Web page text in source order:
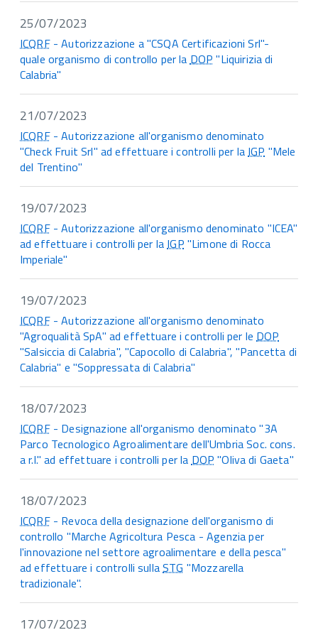
25/07/2023
ICQRF- Autorizzazione a "CSQA Certificazioni Srl"-
quale organismo di controllo per laDOP "Liquirizia di
Calabria"
21/07/2023
ICQRF- Autorizzazione all'organismo denominato
"Check Fruit Srl" ad effettuare i controlli per laIGP "Mele
del Trentino"
19/07/2023
ICQRF- Autorizzazione all'organismo denominato "ICEA"
ad effettuare i controlli per laIGP "Limone di Rocca
Imperiale"
19/07/2023
ICQRF- Autorizzazione all'organismo denominato
"Agroqualità SpA" ad effettuare i controlli per leDOP
"Salsiccia di Calabria", "Capocollo di Calabria", "Pancetta di
Calabria" e "Soppressata di Calabria"
18/07/2023
ICQRF- Designazione all'organismo denominato "3A
Parco Tecnologico Agroalimentare dell'Umbria Soc. cons.
a r.l." ad effettuare i controlli per laDOP "Oliva di Gaeta"
18/07/2023
ICQRF- Revoca della designazione dell'organismo di
controllo "Marche Agricoltura Pesca - Agenzia per
l'innovazione nel settore agroalimentare e della pesca"
ad effettuare i controlli sullaSTG "Mozzarella
tradizionale".
17/07/2023